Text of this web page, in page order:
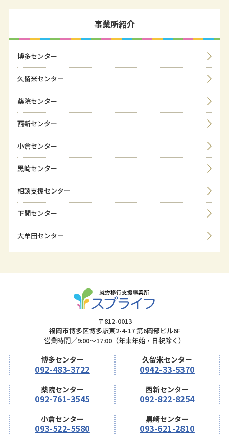
事業所紹介
博多センター
久留米センター
薬院センター
西新センター
小倉センター
黒崎センター
相談支援センター
下関センター
大牟田センター
〒812-0013
福岡市博多区博多駅東2-4-17 第6岡部ビル6F
営業時間／9:00～17:00（年末年始・日祝除く）
博多センター
092-483-3722
久留米センター
0942-33-5370
薬院センター
092-761-3545
西新センター
092-822-8254
小倉センター
093-522-5580
黒崎センター
093-621-2810